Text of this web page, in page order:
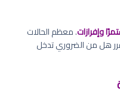
وإفرازات. معظم الحالات
هل من الضروري تدخل